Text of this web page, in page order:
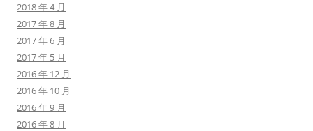
2018 年 4 月
2017 年 8 月
2017 年 6 月
2017 年 5 月
2016 年 12 月
2016 年 10 月
2016 年 9 月
2016 年 8 月